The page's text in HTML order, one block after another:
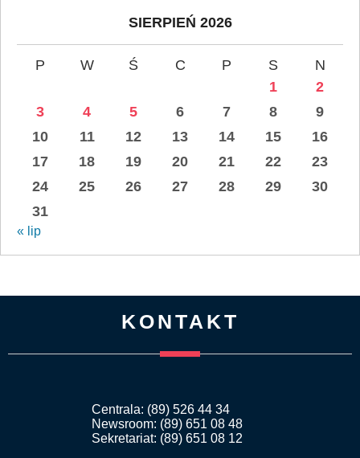
SIERPIEŃ 2026
P W Ś C P S
N
1
2
3
4 5 6 7 8
9
10
11 12 13 14 15
16
17
18 19 20 21 22
23
24
25 26 27 28 29
30
31
« lip
KONTAKT
Centrala: (89) 526 44 34
Newsroom: (89) 651 08 48
Sekretariat: (89) 651 08 12